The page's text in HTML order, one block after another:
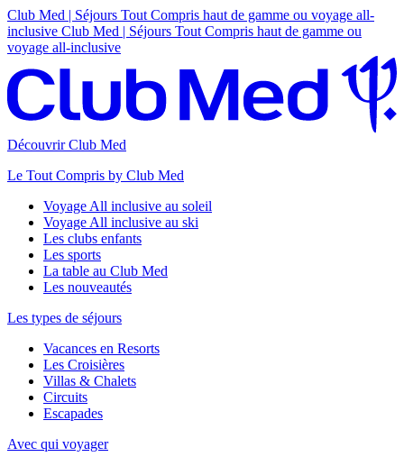
Club Med | Séjours Tout Compris haut de gamme ou voyage all-
inclusive Club Med | Séjours Tout Compris haut de gamme ou
voyage all-inclusive
Découvrir Club Med
Le Tout Compris by Club Med
Voyage All inclusive au soleil
Voyage All inclusive au ski
Les clubs enfants
Les sports
La table au Club Med
Les nouveautés
Les types de séjours
Vacances en Resorts
Les Croisières
Villas & Chalets
Circuits
Escapades
Avec qui voyager